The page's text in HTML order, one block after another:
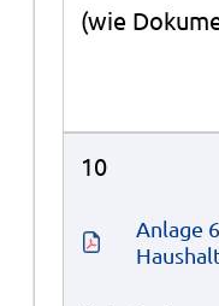
(wie
10
Anlage